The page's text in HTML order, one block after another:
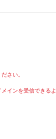
さい。
メインを受信できるよ